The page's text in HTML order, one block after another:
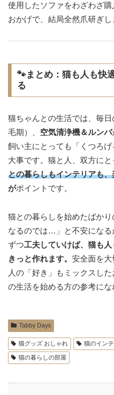
使用したソファをわざわざ
おかげで、結局全然爪研ぎし
🐾まとめ：猫も人も快
る
猫ちゃんとの生活では、毎
毛期）、 空気清浄機＆ルンバ
飼い主にとっても「くつろ
大事です。猫と人、双方にと
との暮らしもインテリアも
がポイントです。
猫との暮らしを始めたばか
なるのでは…」と不安になる
ずつ工夫していけば、猫も
きっと作れます。 安全面を大
人の「好き」もミックスし
の生活を始める方の参考にな
Tabby Days
猫グッズ おしゃれ 猫のイン
猫の暮らしの部屋